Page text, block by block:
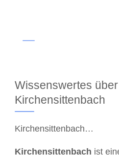
Wissenswertes über
Kirchensittenbach
Kirchensittenbach…
Kirchensittenbach ist